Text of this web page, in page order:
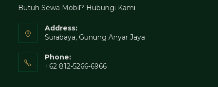
Butuh Sewa Mobil? Hubungi Kami
Address:
Surabaya, Gunung Anyar Jaya
Phone:
+62 812-5266-6966